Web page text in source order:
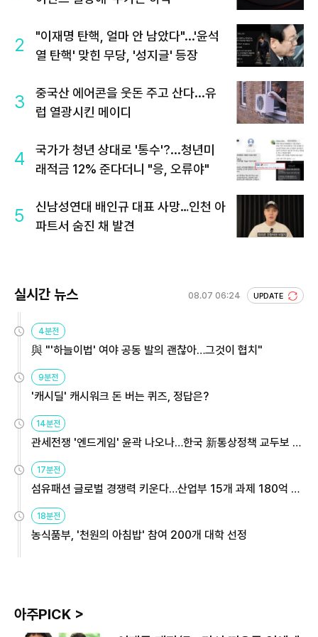
2
"이재명 탄핵, 얼마 안 남았다"...'윤석
열 탄핵' 맞힌 무당, '성지글' 등장
3
중국산 에어콘을 웃돈 주고 산다...유
럽 열광시킨 메이디
4
국가가 청년 상대로 '통수'?...청년미
래적금 12% 준다더니 "응, 오류야"
5
신남성연대 배인규 대표 사망…인천 아
파트서 숨진 채 발견
실시간 뉴스 08.07 06:24 UPDATE
4분전
與 "'하늘이법' 여야 공동 발의 괜찮아…그것이 협치"
9분전
'캐시딜' 캐시워크 돈 버는 퀴즈, 정답은?
14분전
관세전쟁 '엔드게임' 윤곽 나오나…한국 新통상정책 교두보 활
17분전
섬유패션 글로벌 경쟁력 키운다…산업부 15개 과제 180억 지
18분전
농식품부, '천원의 아침밥' 참여 200개 대학 선정
아주PICK >